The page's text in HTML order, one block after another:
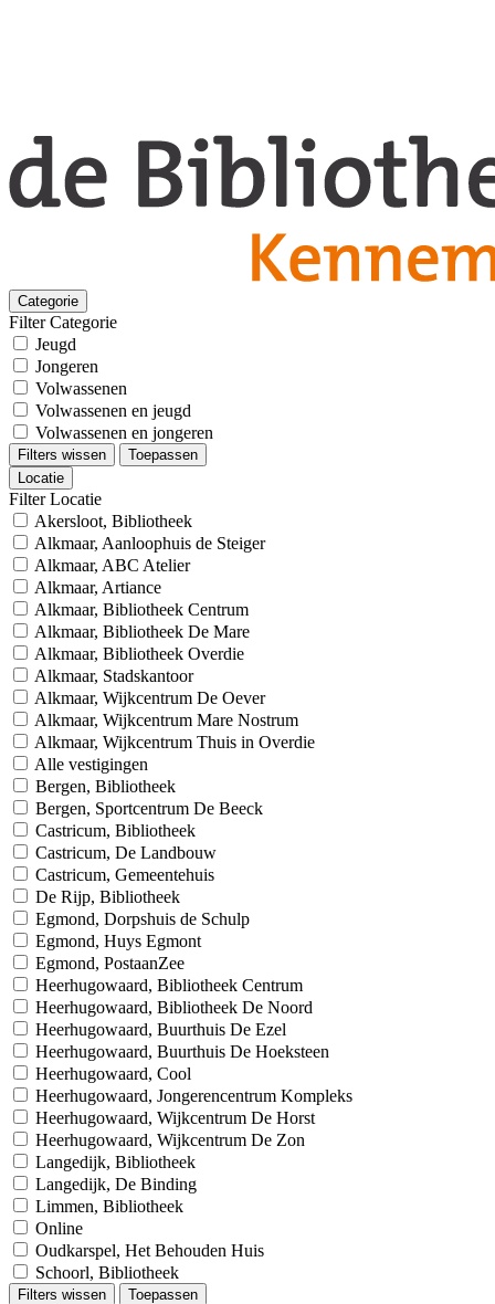
Categorie
Filter Categorie
Jeugd
Jongeren
Volwassenen
Volwassenen en jeugd
Volwassenen en jongeren
Filters wissen
Toepassen
Locatie
Filter Locatie
Akersloot, Bibliotheek
Alkmaar, Aanloophuis de Steiger
Alkmaar, ABC Atelier
Alkmaar, Artiance
Alkmaar, Bibliotheek Centrum
Alkmaar, Bibliotheek De Mare
Alkmaar, Bibliotheek Overdie
Alkmaar, Stadskantoor
Alkmaar, Wijkcentrum De Oever
Alkmaar, Wijkcentrum Mare Nostrum
Alkmaar, Wijkcentrum Thuis in Overdie
Alle vestigingen
Bergen, Bibliotheek
Bergen, Sportcentrum De Beeck
Castricum, Bibliotheek
Castricum, De Landbouw
Castricum, Gemeentehuis
De Rijp, Bibliotheek
Egmond, Dorpshuis de Schulp
Egmond, Huys Egmont
Egmond, PostaanZee
Heerhugowaard, Bibliotheek Centrum
Heerhugowaard, Bibliotheek De Noord
Heerhugowaard, Buurthuis De Ezel
Heerhugowaard, Buurthuis De Hoeksteen
Heerhugowaard, Cool
Heerhugowaard, Jongerencentrum Kompleks
Heerhugowaard, Wijkcentrum De Horst
Heerhugowaard, Wijkcentrum De Zon
Langedijk, Bibliotheek
Langedijk, De Binding
Limmen, Bibliotheek
Online
Oudkarspel, Het Behouden Huis
Schoorl, Bibliotheek
Filters wissen
Toepassen